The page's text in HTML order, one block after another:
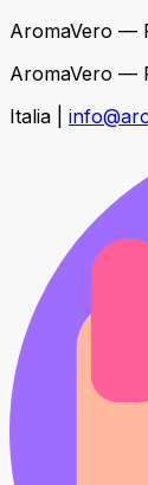
AromaVero —
AromaVero —
Italia